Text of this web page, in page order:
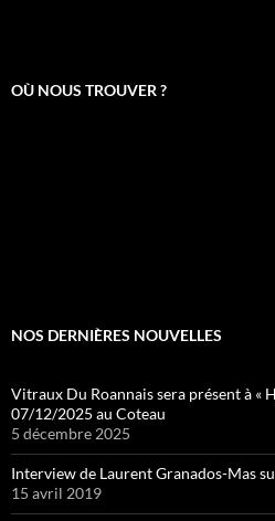
OÙ NOUS TROUVER ?
NOS DERNIÈRES NOUVELLES
Vitraux Du Roannais sera présent à «
07/12/2025 au Coteau
5 décembre 2025
Interview de Laurent Granados-Mas
15 avril 2019